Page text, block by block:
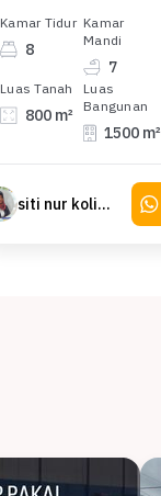
Kamar Tidur
8
Kamar
Mandi
7
Luas Tanah
800 m²
Luas
Bangunan
1500 m²
siti nur kolimah